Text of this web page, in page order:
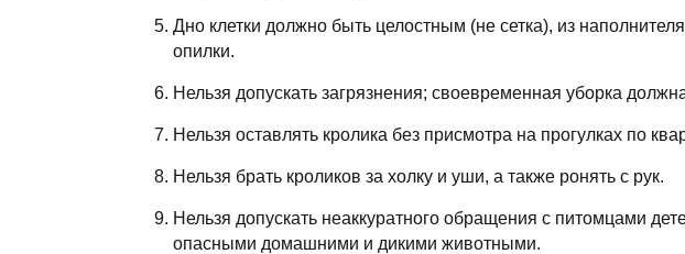
Дно клетки должно быть целостным (не сетка), из
опилки.
Нельзя допускать загрязнения; своевременная уборка
Нельзя оставлять кролика без присмотра на прогулках по
Нельзя брать кроликов за холку и уши, а также ронять с рук.
Нельзя допускать неаккуратного обращения с питомцами
опасными домашними и дикими животными.